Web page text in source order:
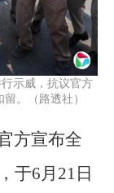
示威，抗议官方
。（路透社）
方宣布全
于6月21日